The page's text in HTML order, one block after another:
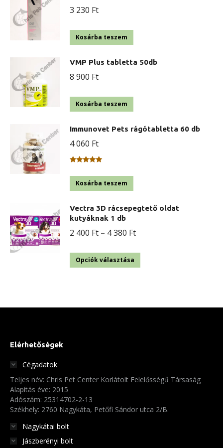
3 230 Ft
Kosárba teszem
VMP Plus tabletta 50db
8 900 Ft
Kosárba teszem
Immunovet Pets rágótabletta 60 db
4 060 Ft
5.00/ 5
Kosárba teszem
Vectra 3D rácsepegtető oldat
kutyáknak 1 db
2 400 Ft – 4 380 FtÁrtartomány:
Opciók választása
termékoldalon
ki
Elérhetőségek
Cégadatok
Teljes név: Chris Pet Center Korlátolt Felelősségű Társaság
Alapítás éve: 2015
Adószám: 25314702-2-13
Székhely: 2760 Nagykáta, Petőfi Sándor utca 2/B.
Nagykátai bolt
Jászberényi bolt